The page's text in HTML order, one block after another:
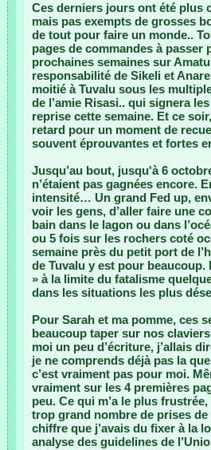
Ces derniers jours ont été plus
mais pas exempts de grosses
de tout pour faire un monde..
pages de commandes à
prochaines semaines sur
responsabilité de Sikeli et
moitié à Tuvalu sous les
de l’amie Risasi.. qui signera
reprise cette semaine. Et ce
retard pour un moment de
souvent éprouvantes et fortes
Jusqu’au bout, jusqu'à 6
n’étaient pas gagnées encore.
intensité… Un grand Fed up,
voir les gens, d’aller faire une
bain dans le lagon ou dans
ou 5 fois sur les rochers coté
semaine près du petit port de
de Tuvalu y est pour beaucoup.
» à la limite du fatalisme
dans les situations les plus
Pour Sarah et ma pomme, ces
beaucoup taper sur nos
moi un peu d’écriture, j’allais
je ne comprends déjà pas la
c’est vraiment pas pour moi.
vraiment sur les 4 premières
peu. Ce qui m’a le plus
trop grand nombre de prises
chiffre que j’avais du fixer à la
analyse des guidelines de